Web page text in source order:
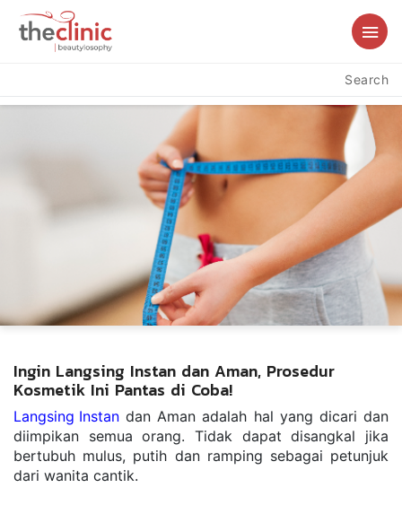
Search
Ingin Langsing Instan dan Aman, Prosedur
Kosmetik Ini Pantas di Coba!
Langsing Instan dan Aman adalah hal yang dicari dan
diimpikan semua orang. Tidak dapat disangkal jika
bertubuh mulus, putih dan ramping sebagai petunjuk
dari wanita cantik.